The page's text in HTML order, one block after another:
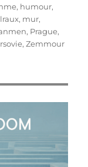
, humour,
, mur,
, Prague,
,Zemmour